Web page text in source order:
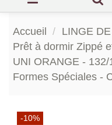
Accueil
LINGE
Prêt à dormir Zippé
UNI ORANGE -
Formes Spéciales -
-10%